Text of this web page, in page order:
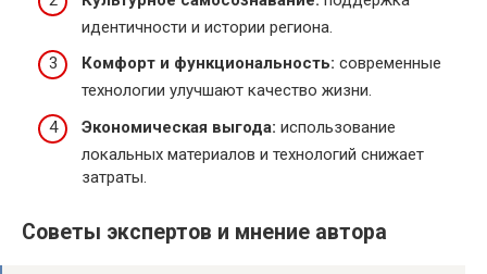
идентичности и истории региона.
Комфорт и функциональность: современные
технологии улучшают качество жизни.
Экономическая выгода: использование
локальных материалов и технологий снижает
затраты.
Советы экспертов и мнение автора